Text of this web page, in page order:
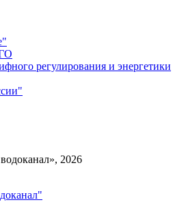
регулирования и энергетики
2026